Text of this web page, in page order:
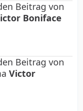
Beitrag von
Boniface
Beitrag von
Victor